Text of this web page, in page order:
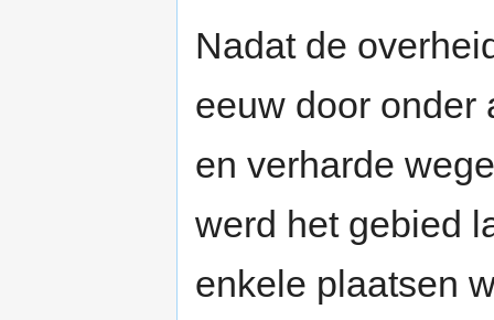
Nadat de
eeuw door onder
en verharde
werd het gebied
enkele plaatsen